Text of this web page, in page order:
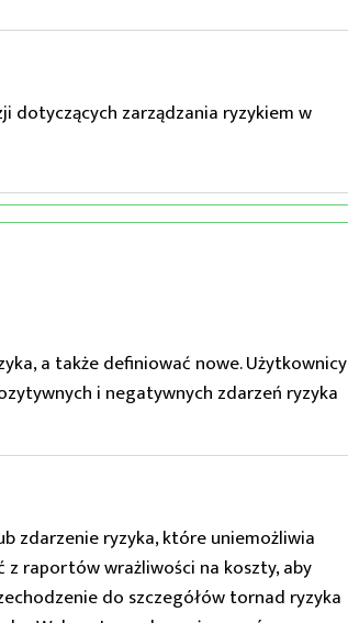
dotyczących zarządzania ryzykiem w
a także definiować nowe. Użytkownicy
i negatywnych zdarzeń ryzyka
zdarzenie ryzyka, które uniemożliwia
raportów wrażliwości na koszty, aby
do szczegółów tornad ryzyka